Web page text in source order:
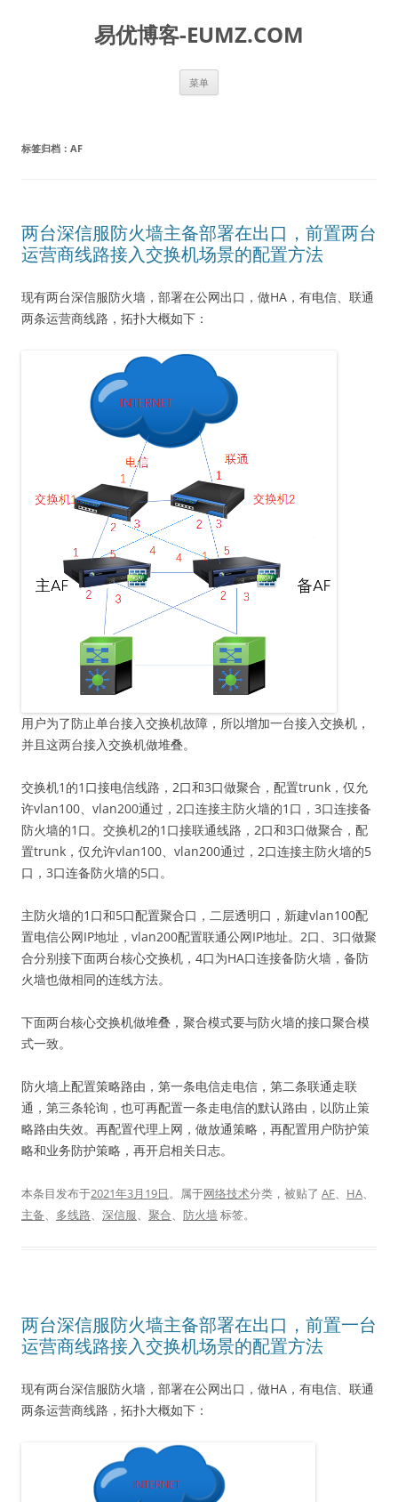
易优博客-EUMZ.COM
菜单
标签归档： AF
两台深信服防火墙主备部署在出口，前置两台
运营商线路接入交换机场景的配置方法
现有两台深信服防火墙，部署在公网出口，做HA，有电信、联通
两条运营商线路，拓扑大概如下：
用户为了防止单台接入交换机故障，所以增加一台接入交换机，
并且这两台接入交换机做堆叠。
交换机1的1口接电信线路，2口和3口做聚合，配置trunk，仅允
许vlan100、vlan200通过，2口连接主防火墙的1口，3口连接备
防火墙的1口。交换机2的1口接联通线路，2口和3口做聚合，配
置trunk，仅允许vlan100、vlan200通过，2口连接主防火墙的5
口，3口连备防火墙的5口。
主防火墙的1口和5口配置聚合口，二层透明口，新建vlan100配
置电信公网IP地址，vlan200配置联通公网IP地址。2口、3口做聚
合分别接下面两台核心交换机，4口为HA口连接备防火墙，备防
火墙也做相同的连线方法。
下面两台核心交换机做堆叠，聚合模式要与防火墙的接口聚合模
式一致。
防火墙上配置策略路由，第一条电信走电信，第二条联通走联
通，第三条轮询，也可再配置一条走电信的默认路由，以防止策
略路由失效。再配置代理上网，做放通策略，再配置用户防护策
略和业务防护策略，再开启相关日志。
本条目发布于2021年3月19日。属于网络技术分类，被贴了 AF、 HA、
主备、 多线路、 深信服、 聚合、 防火墙标签。
两台深信服防火墙主备部署在出口，前置一台
运营商线路接入交换机场景的配置方法
现有两台深信服防火墙，部署在公网出口，做HA，有电信、联通
两条运营商线路，拓扑大概如下：